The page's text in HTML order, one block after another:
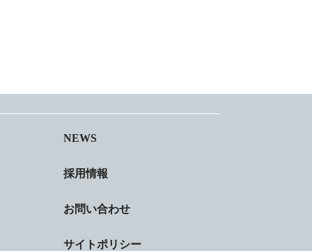
NEWS
採用情報
お問い合わせ
サイトポリシー